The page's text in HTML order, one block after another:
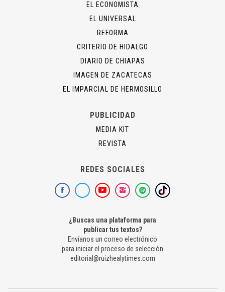
EL ECONOMISTA
EL UNIVERSAL
REFORMA
CRITERIO DE HIDALGO
DIARIO DE CHIAPAS
IMAGEN DE ZACATECAS
EL IMPARCIAL DE HERMOSILLO
PUBLICIDAD
MEDIA KIT
REVISTA
REDES SOCIALES
¿Buscas una plataforma para
publicar tus textos?
Envíanos un correo electrónico
para iniciar el proceso de selección
editorial@ruizhealytimes.com